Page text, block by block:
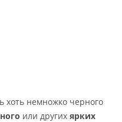
хоть немножко черного
или других ярких